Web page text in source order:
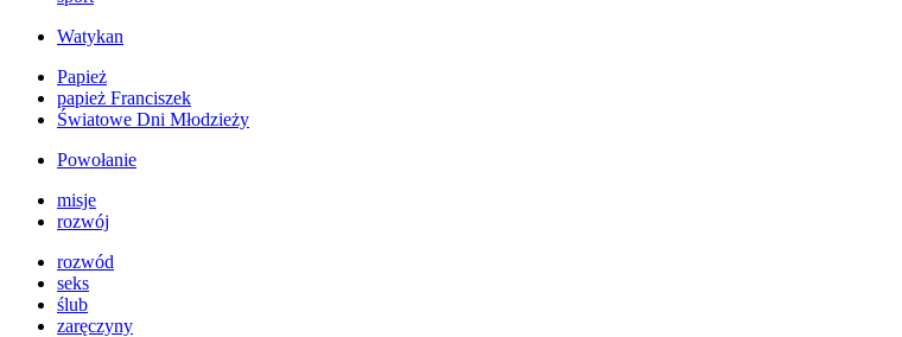
Watykan
Papież
papież Franciszek
Światowe Dni Młodzieży
Powołanie
misje
rozwój
rozwód
seks
ślub
zaręczyny